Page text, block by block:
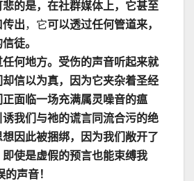
的是，在社群媒体上，它甚至
传出，它可以透过任何管道来，
徒。
何地方。受伤的声音听起来就
信以为真，因为它夹杂着圣经
面临一场充满属灵噪音的瘟
我们与祂的谎言同流合污的绝
因此被捆绑，因为我们敞开了
使是虚假的预言也能束缚我
声音！